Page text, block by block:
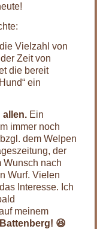
Vielzahl von
Zeit von
die bereit
ein
allen. Ein
immer noch
dem Welpen
der
Wunsch nach
Wurf. Vielen
Interesse. Ich
meinem
😆